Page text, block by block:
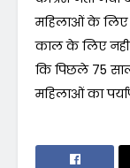
महिलाओं के लिए
काल के लिए नहीं
कि पिछले 75
महिलाओं का